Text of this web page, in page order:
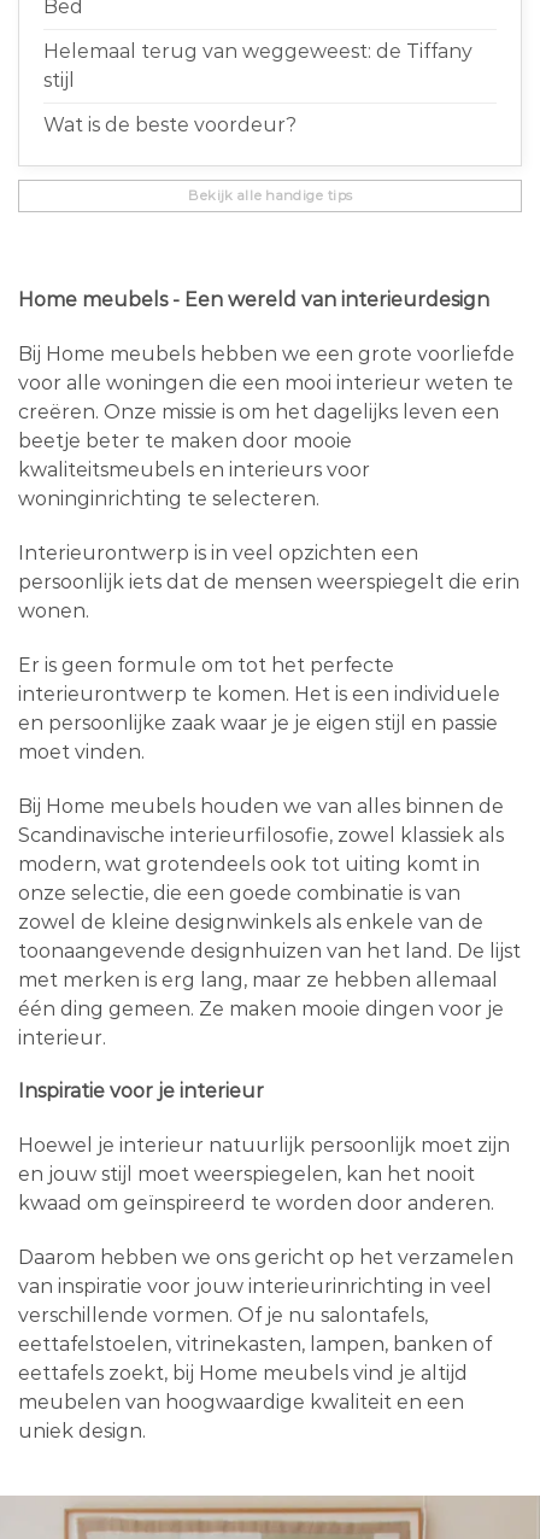
Bed
Helemaal terug van weggeweest: de Tiffany
stijl
Wat is de beste voordeur?
Bekijk alle handige tips
Home meubels - Een wereld van interieurdesign
Bij Home meubels hebben we een grote voorliefde
voor alle woningen die een mooi interieur weten te
creëren. Onze missie is om het dagelijks leven een
beetje beter te maken door mooie
kwaliteitsmeubels en interieurs voor
woninginrichting te selecteren.
Interieurontwerp is in veel opzichten een
persoonlijk iets dat de mensen weerspiegelt die erin
wonen.
Er is geen formule om tot het perfecte
interieurontwerp te komen. Het is een individuele
en persoonlijke zaak waar je je eigen stijl en passie
moet vinden.
Bij Home meubels houden we van alles binnen de
Scandinavische interieurfilosofie, zowel klassiek als
modern, wat grotendeels ook tot uiting komt in
onze selectie, die een goede combinatie is van
zowel de kleine designwinkels als enkele van de
toonaangevende designhuizen van het land. De lijst
met merken is erg lang, maar ze hebben allemaal
één ding gemeen. Ze maken mooie dingen voor je
interieur.
Inspiratie voor je interieur
Hoewel je interieur natuurlijk persoonlijk moet zijn
en jouw stijl moet weerspiegelen, kan het nooit
kwaad om geïnspireerd te worden door anderen.
Daarom hebben we ons gericht op het verzamelen
van inspiratie voor jouw interieurinrichting in veel
verschillende vormen. Of je nu salontafels,
eettafelstoelen, vitrinekasten, lampen, banken of
eettafels zoekt, bij Home meubels vind je altijd
meubelen van hoogwaardige kwaliteit en een
uniek design.